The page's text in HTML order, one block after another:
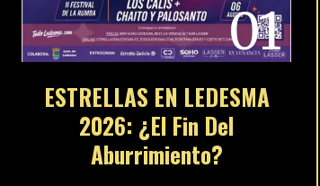
01
ESTRELLAS EN LEDESMA
2026: ¿El Fin Del
Aburrimiento?